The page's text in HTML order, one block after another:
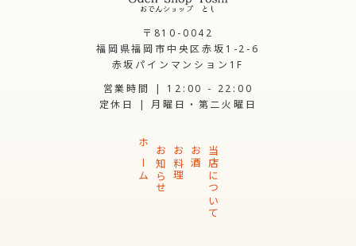
〒810-0042
福岡県福岡市中央区赤坂1-2-6
赤坂パインマンション1F
営業時間 | 12:00 - 22:00
定休日 | 月曜日・第二火曜日
ホーム お知らせ お料理 お酒 当店について